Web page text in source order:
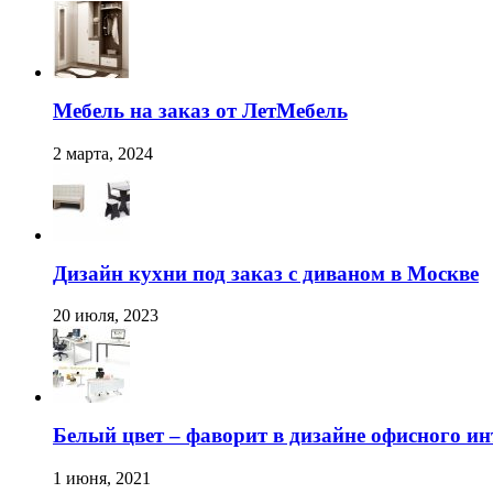
Мебель на заказ от ЛетМебель
2 марта, 2024
Дизайн кухни под заказ с диваном в Москве
20 июля, 2023
Белый цвет – фаворит в дизайне офисного
1 июня, 2021